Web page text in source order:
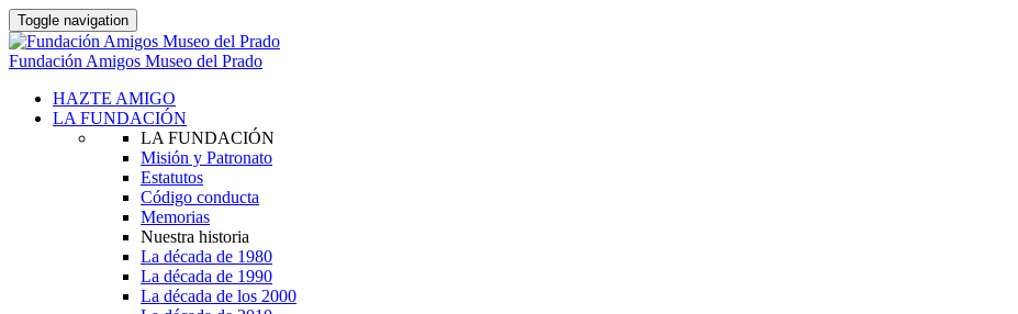
Toggle navigation
Fundación Amigos Museo del Prado
HAZTE AMIGO
LA FUNDACIÓN
LA FUNDACIÓN
Misión y Patronato
Estatutos
Código conducta
Memorias
Nuestra historia
La década de 1980
La década de 1990
La década de los 2000